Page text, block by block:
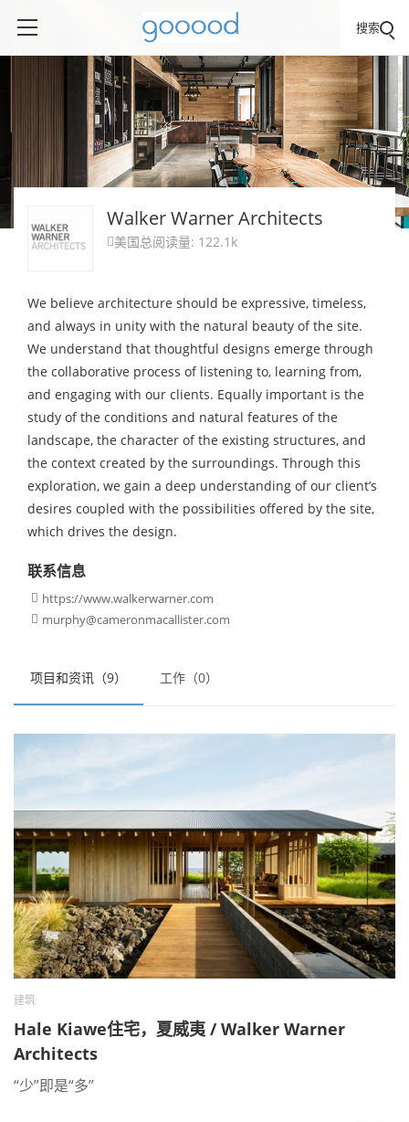
搜索
项目和资讯（9） 工作（0）
建筑
Hale Kiawe住宅，夏威夷 / Walker Warner
Architects
“少”即是“多”
Walker Warner Architects
 美国总阅读量: 122.1k
We believe architecture should be expressive, timeless,
and always in unity with the natural beauty of the site.
We understand that thoughtful designs emerge through
the collaborative process of listening to, learning from,
and engaging with our clients. Equally important is the
study of the conditions and natural features of the
landscape, the character of the existing structures, and
the context created by the surroundings. Through this
exploration, we gain a deep understanding of our client’s
desires coupled with the possibilities offered by the site,
which drives the design.
联系信息
 https://www.walkerwarner.com
 murphy@cameronmacallister.com